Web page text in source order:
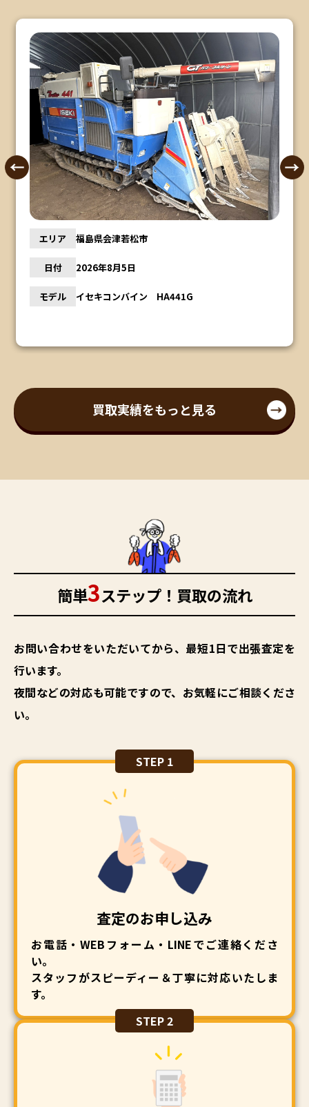
エリア 福島県会津若松市
日付 2026年8月5日
モデル イセキコンバイン HA441G
買取実績をもっと見る
簡単3ステップ！買取の流れ
お問い合わせをいただいてから、最短1日で出張査定を
行います。
夜間などの対応も可能ですので、お気軽にご相談くださ
い。
STEP 1
査定のお申し込み
お電話・WEBフォーム・LINEでご連絡くださ
い。
スタッフがスピーディー＆丁寧に対応いたしま
す。
STEP 2